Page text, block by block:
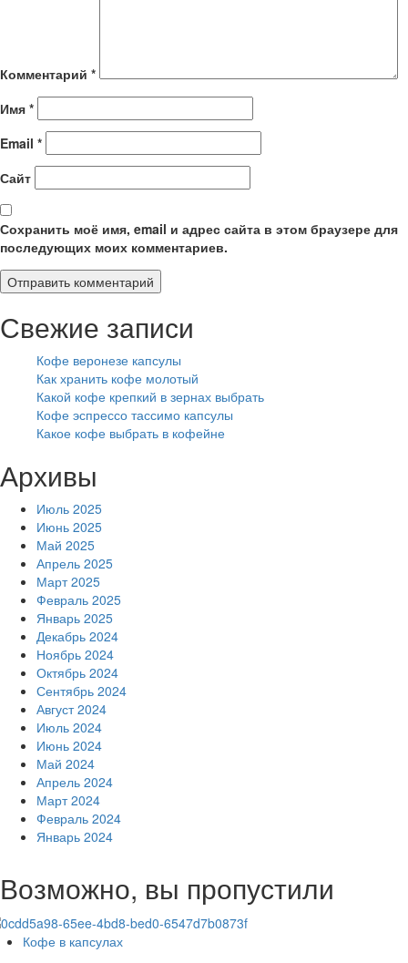
Комментарий *
Имя *
Email *
Сайт
Сохранить моё имя, email и адрес сайта в этом браузере для
последующих моих комментариев.
Свежие записи
Кофе веронезе капсулы
Как хранить кофе молотый
Какой кофе крепкий в зернах выбрать
Кофе эспрессо тассимо капсулы
Какое кофе выбрать в кофейне
Архивы
Июль 2025
Июнь 2025
Май 2025
Апрель 2025
Март 2025
Февраль 2025
Январь 2025
Декабрь 2024
Ноябрь 2024
Октябрь 2024
Сентябрь 2024
Август 2024
Июль 2024
Июнь 2024
Май 2024
Апрель 2024
Март 2024
Февраль 2024
Январь 2024
Возможно, вы пропустили
Кофе в капсулах